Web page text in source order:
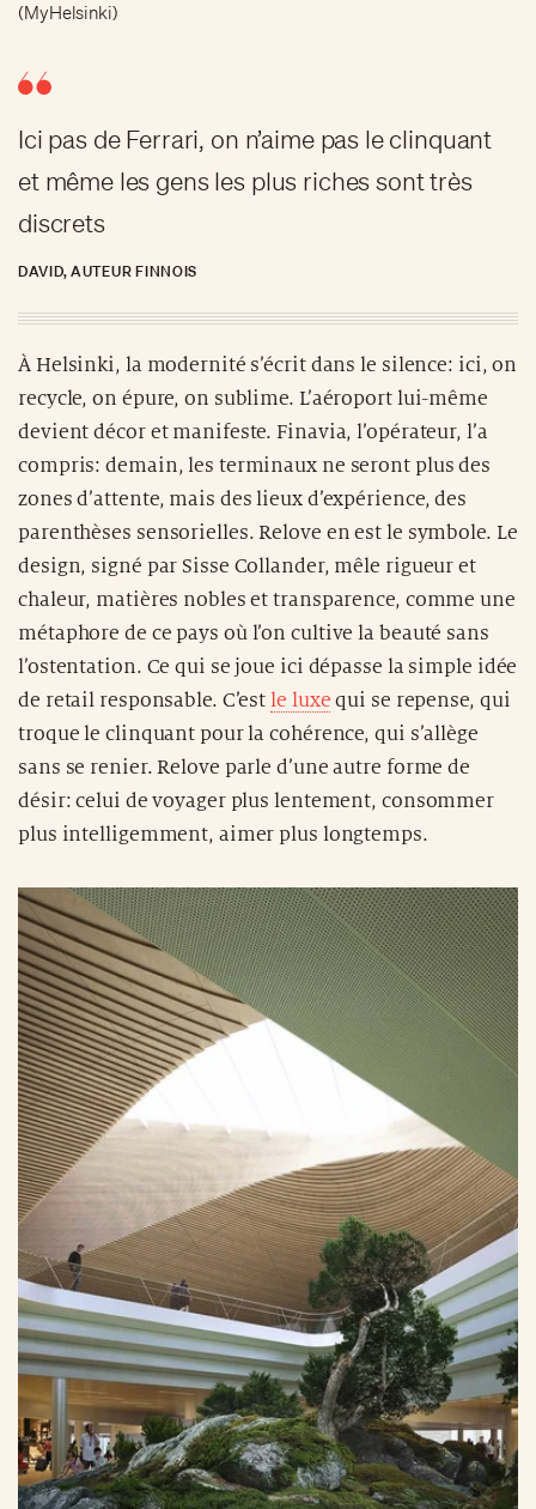
(MyHelsinki)
Ici pas de Ferrari, on n’aime pas le clinquant
et même les gens les plus riches sont très
discrets
DAVID, AUTEUR FINNOIS
À Helsinki, la modernité s’écrit dans le silence: ici, on
recycle, on épure, on sublime. L’aéroport lui-même
devient décor et manifeste. Finavia, l’opérateur, l’a
compris: demain, les terminaux ne seront plus des
zones d’attente, mais des lieux d’expérience, des
parenthèses sensorielles. Relove en est le symbole. Le
design, signé par Sisse Collander, mêle rigueur et
chaleur, matières nobles et transparence, comme une
métaphore de ce pays où l’on cultive la beauté sans
l’ostentation. Ce qui se joue ici dépasse la simple idée
de retail responsable. C’estle luxe qui se repense, qui
troque le clinquant pour la cohérence, qui s’allège
sans se renier. Relove parle d’une autre forme de
désir: celui de voyager plus lentement, consommer
plus intelligemment, aimer plus longtemps.